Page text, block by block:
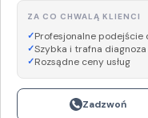
ZA CO CHWALĄ KLIENCI
Profesjonalne podejście
Szybka i trafna diagnoza
Rozsądne ceny usług
Zadzwoń